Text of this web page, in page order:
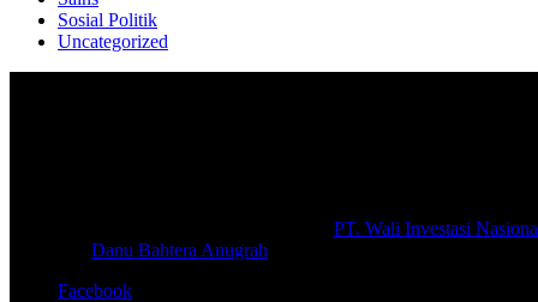
Sosial Politik
Uncategorized
PT. Wali Investasi
Danu Bahtera Anugrah
Facebook